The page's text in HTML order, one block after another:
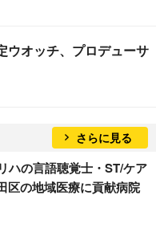
ウオッチ、プロデューサ
さらに見る
ハの言語聴覚士・ST/ケア
区の地域医療に貢献病院